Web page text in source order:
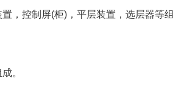
，控制屏(柜)，平层装置，选层器等组
。